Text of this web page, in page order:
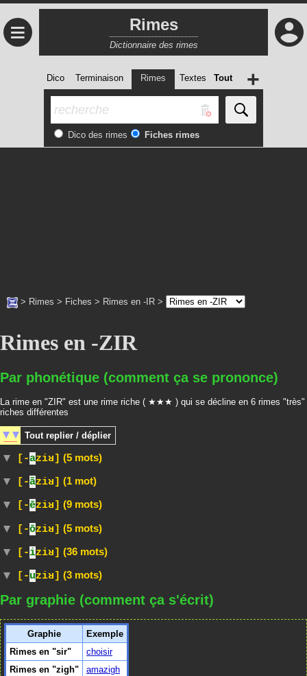
≡ Rimes
Dictionnaire des rimes
Dico Terminaison Rimes Textes Tout
Dico des rimes Fiches rimes
+
> Rimes > Fiches > Rimes en -IR >
Rimes en -ZIR
Par phonétique (comment ça se prononce)
La rime en "ZIR" est une rime riche ( ★★★ ) qui se décline en 6 rimes "très"
riches différentes
Tout replier / déplier
[-aziʁ] (5 mots)
[-ãziʁ] (1 mot)
[-ēziʁ] (9 mots)
[-ōziʁ] (5 mots)
[-iziʁ] (36 mots)
[-uziʁ] (3 mots)
Par graphie (comment ça s'écrit)
Graphie
Exemple
Rimes en "sir"
choisir
Rimes en "zigh"
amazigh